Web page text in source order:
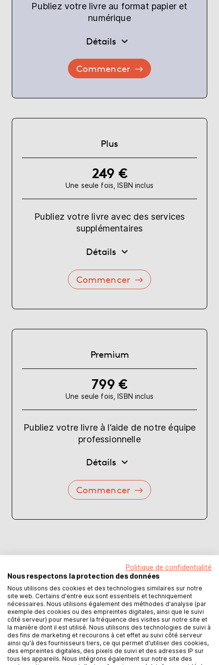
Publiez votre livre au format papier et
numérique
Détails
Commencer
Plus
249 €
Une seule fois, ISBN inclus
Publiez votre livre avec des services
supplémentaires
Détails
Commencer
Premium
799 €
Une seule fois, ISBN inclus
Publiez votre livre à l’aide de notre équipe
professionnelle
Détails
Commencer
Politique de confidentialité
Nous respectons la protection des données
Nous utilisons des cookies et des technologies similaires sur notre
site web. Certains d'entre eux sont essentiels et techniquement
nécessaires. Nous utilisons également des méthodes d'analyse (par
exemple des cookies ou des empreintes digitales, ainsi que le suivi
côté serveur) pour mesurer la fréquence des visites sur notre site et
la manière dont il est utilisé. Nous utilisons des technologies de suivi à
des fins de marketing et recourons à cet effet au suivi côté serveur
ainsi qu'à des fournisseurs tiers, ce qui permet d'utiliser des cookies,
des empreintes digitales, des pixels de suivi et des adresses IP sur
tous les appareils. Nous intégrons également sur notre site des